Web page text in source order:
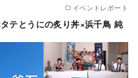
イベントレポート
テとうにの炙り丼×浜千鳥 純